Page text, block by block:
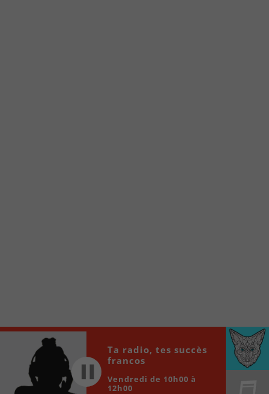
locale vous sont maintenant accessibles en un clic!
Audio
Player
00:00
Ta radio, tes succès
francos
Vendredi de 10h00 à
12h00